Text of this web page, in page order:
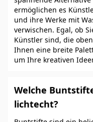
ermöglichen es
und ihre Werke mit
verwischen. Egal, ob
Künstler sind, die
Ihnen eine breite
um Ihre kreativen
Welche
lichtecht?